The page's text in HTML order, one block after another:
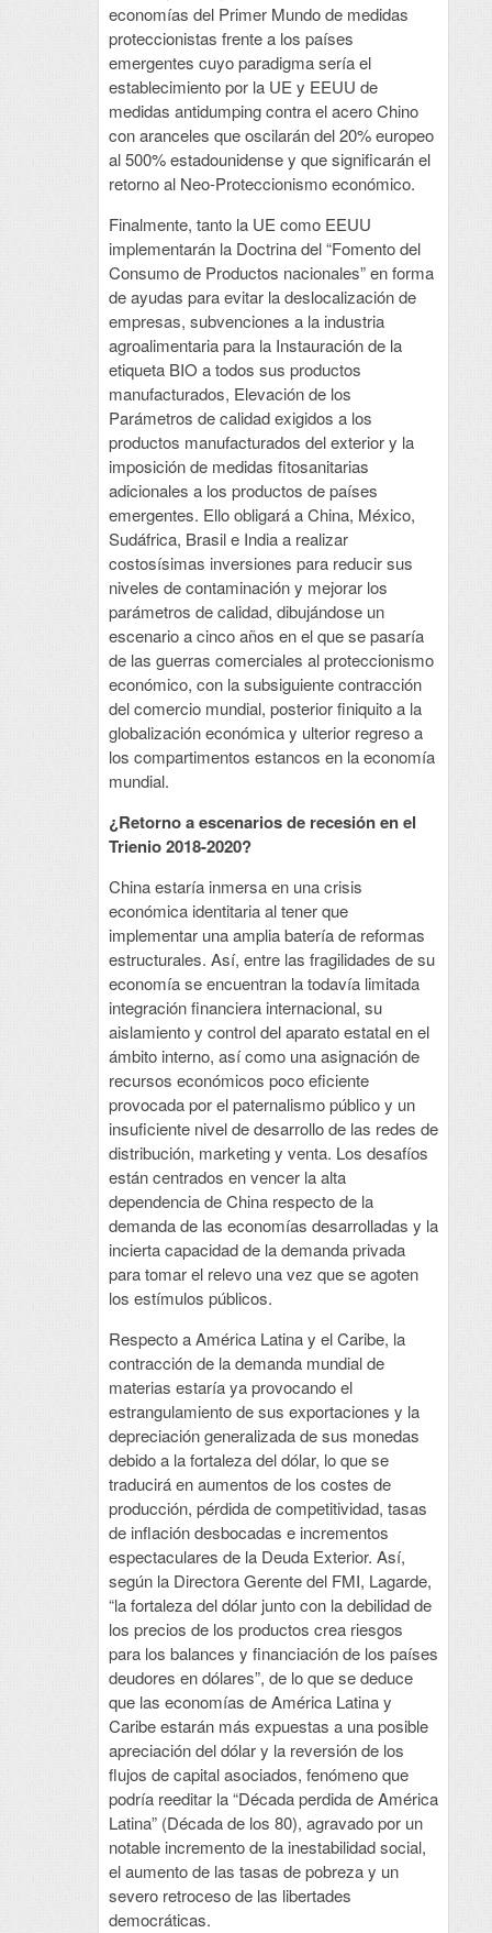
economías del Primer Mundo de medidas
proteccionistas frente a los países
emergentes cuyo paradigma sería el
establecimiento por la UE y EEUU de
medidas antidumping contra el acero Chino
con aranceles que oscilarán del 20% europeo
al 500% estadounidense y que significarán el
retorno al Neo-Proteccionismo económico.
Finalmente, tanto la UE como EEUU
implementarán la Doctrina del “Fomento del
Consumo de Productos nacionales” en forma
de ayudas para evitar la deslocalización de
empresas, subvenciones a la industria
agroalimentaria para la Instauración de la
etiqueta BIO a todos sus productos
manufacturados, Elevación de los
Parámetros de calidad exigidos a los
productos manufacturados del exterior y la
imposición de medidas fitosanitarias
adicionales a los productos de países
emergentes. Ello obligará a China, México,
Sudáfrica, Brasil e India a realizar
costosísimas inversiones para reducir sus
niveles de contaminación y mejorar los
parámetros de calidad, dibujándose un
escenario a cinco años en el que se pasaría
de las guerras comerciales al proteccionismo
económico, con la subsiguiente contracción
del comercio mundial, posterior finiquito a la
globalización económica y ulterior regreso a
los compartimentos estancos en la economía
mundial.
¿Retorno a escenarios de recesión en el
Trienio 2018-2020?
China estaría inmersa en una crisis
económica identitaria al tener que
implementar una amplia batería de reformas
estructurales. Así, entre las fragilidades de su
economía se encuentran la todavía limitada
integración financiera internacional, su
aislamiento y control del aparato estatal en el
ámbito interno, así como una asignación de
recursos económicos poco eficiente
provocada por el paternalismo público y un
insuficiente nivel de desarrollo de las redes de
distribución, marketing y venta. Los desafíos
están centrados en vencer la alta
dependencia de China respecto de la
demanda de las economías desarrolladas y la
incierta capacidad de la demanda privada
para tomar el relevo una vez que se agoten
los estímulos públicos.
Respecto a América Latina y el Caribe, la
contracción de la demanda mundial de
materias estaría ya provocando el
estrangulamiento de sus exportaciones y la
depreciación generalizada de sus monedas
debido a la fortaleza del dólar, lo que se
traducirá en aumentos de los costes de
producción, pérdida de competitividad, tasas
de inflación desbocadas e incrementos
espectaculares de la Deuda Exterior. Así,
según la Directora Gerente del FMI, Lagarde,
“la fortaleza del dólar junto con la debilidad de
los precios de los productos crea riesgos
para los balances y financiación de los países
deudores en dólares”, de lo que se deduce
que las economías de América Latina y
Caribe estarán más expuestas a una posible
apreciación del dólar y la reversión de los
flujos de capital asociados, fenómeno que
podría reeditar la “Década perdida de América
Latina” (Década de los 80), agravado por un
notable incremento de la inestabilidad social,
el aumento de las tasas de pobreza y un
severo retroceso de las libertades
democráticas.